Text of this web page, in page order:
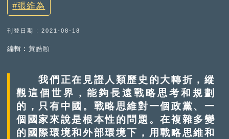
張維為
刊登日期 : 2021-08-18
編輯︰黃皓頤
我們正在見證人類歷史的大轉折，縱
觀這個世界，能夠長遠戰略思考和規劃
的，只有中國。戰略思維對一個政黨、一
個國家來說是根本性的問題。在複雜多變
的國際環境和外部環境下，用戰略思維和